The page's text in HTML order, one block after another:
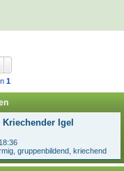
1
Igel
gruppenbildend, kriechend